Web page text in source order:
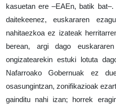
kasuetan ere –EAEn, batik
daitekeenez, euskararen
nahitaezkoa ez izateak
berean, argi dago
ongizatearekin estuki lotuta
Nafarroako Gobernuak ez
osasungintzan, zonifikazioak
gainditu nahi izan; horrek